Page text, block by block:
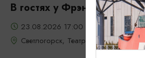
В гостях у Фрэнка Синатры
23.08.2026 17:00
Светлогорск, Театр эстрады